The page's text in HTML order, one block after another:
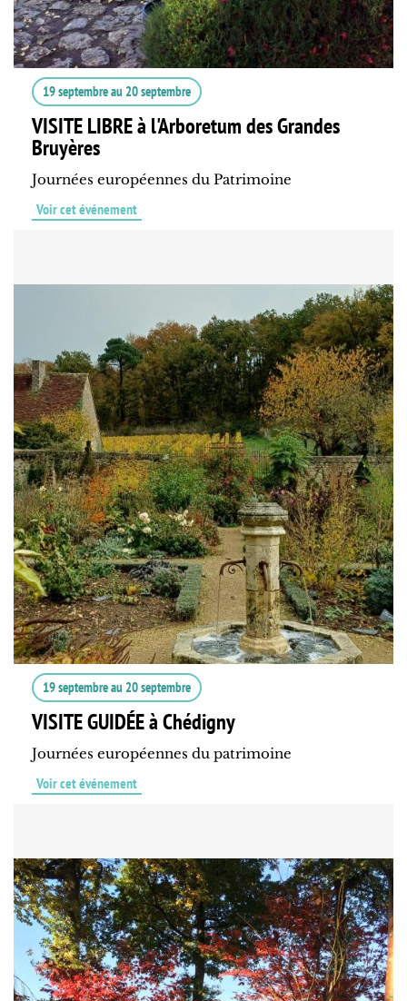
19 septembreau 20 septembre
VISITE LIBRE à l'Arboretum des Grandes
Bruyères
Journées européennes du Patrimoine
Voir cet événement
19 septembreau 20 septembre
VISITE GUIDÉE à Chédigny
Journées européennes du patrimoine
Voir cet événement